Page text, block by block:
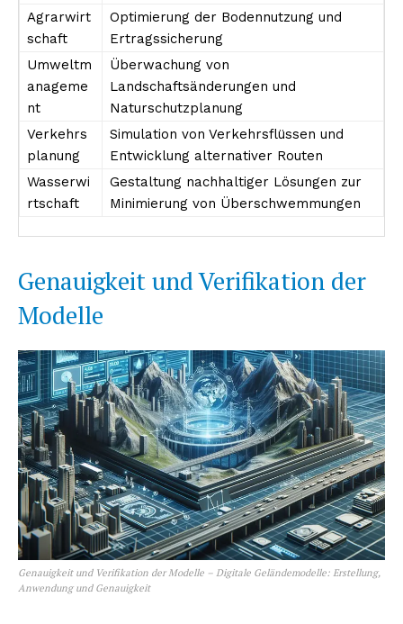
Erhalte unseren
kostenlosen Newsletter
Agrarwirt
schaft
Optimierung der Bodennutzung und
Ertragssicherung
Umweltm
anageme
nt
Überwachung von
Landschaftsänderungen und
Naturschutzplanung
Verkehrs
planung
Simulation von Verkehrsflüssen und
Entwicklung alternativer Routen
Wasserwi
rtschaft
Gestaltung nachhaltiger Lösungen zur
Minimierung von Überschwemmungen
Genauigkeit und Verifikation der
Modelle
Genauigkeit und Verifikation der Modelle – Digitale Geländemodelle: Erstellung,
Anwendung und Genauigkeit